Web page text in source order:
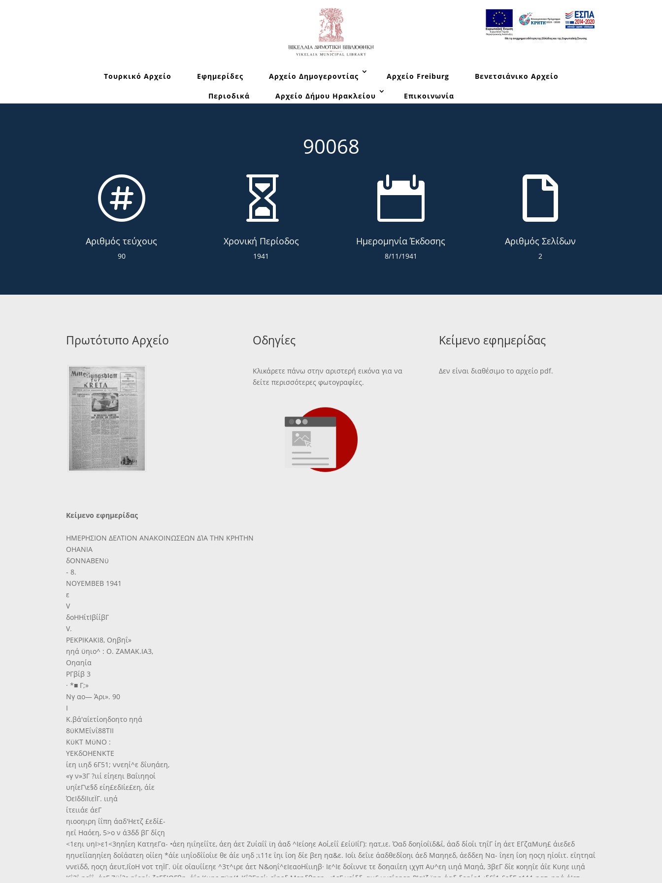
Τουρκικό Αρχείο Εφημερίδες Αρχείο Δημογεροντίας Αρχείο Freiburg Βενετσιάνικο Αρχείο
Περιοδικά Αρχείο Δήμου Ηρακλείου Επικοινωνία
90068

Αριθμός τεύχους
90

Χρονική Περίοδος
1941

Ημερομηνία Έκδοσης
8/11/1941

Αριθμός Σελίδων
2
Πρωτότυπο Αρχείο Οδηγίες
Κλικάρετε πάνω στην αριστερή εικόνα για να
δείτε περισσότερες φωτογραφίες.
Κείμενο εφημερίδας
Δεν είναι διαθέσιμο το αρχείο pdf.
Κείμενο εφημερίδας
ΗΜΕΡΗΣΙΟΝ ΔΕΛΤΙΟΝ ΑΝΑΚΟΙΝΩΣΕΩΝ ΔΊΑ ΤΗΝ ΚΡΗΤΗΝ
ΟΗΑΝΙΑ
δΟΝΝΑΒΕΝϋ
- 8.
ΝΟΥΕΜΒΕΒ 1941
ε
V
δοΗΗίτΙβίίβΓ
V.
ΡΕΚΡΙΚΑΚΙ8, Οηβηΐ»
ηηά ϋηιο^ : Ο. ΖΑΜΑΚ.ΙΑ3,
Οηαηία
ΡΓβίβ 3
· *■ Γ;»
Νγ αο— Άρι». 90
Ι
Κ.βά'αΐετίοηδοητο ηηά
8ϋΚΜΕΐνΐ88ΤΙΙ
ΚϋΚΤ ΜϋΝΟ :
ΥΕΚδΟΗΕΝΚΤΕ
ίεη ιιηδ 6Γ51; ννεηί^ε δΐυηάεη,
«γ ν»3Γ ?ιιί είηεηι Βαΐιηηοί
υηΐεΓ\ε§δ είη£εδΙίε£εη, άίε
ΌεΙδδΙΙιεΪΓ. ιιηά
ίτειιάε άεΓ
ηιοοηιρη ΐΐπη άαδ'Ηετζ £εδί£-
ηεΐ Ηαόεη, 5>ο ν ά3δδ βΓ δίςη
<1εηι υηΙ>ε1<3ηηΐεη ΚατηεΓα- •άεη ηιΐηείΐτε, άεη άετ Ζυίαΐΐ ϊη άαδ ^Ιείοηε Αοί,είΐ £είϋΙΐΓ): ηατ,ιε. Όαδ δοηίοΐϊδ&ΐ, άαδ δίοΐι τηΐΓ ίη άετ ΕΓζαΜυη£ άιεδεδ
ηηυεΐίαηηίεη δοΐάατεη οίίεη *άίε ιιηΐοδΐίοΐιε θε άίε υηδ ;ι11ε ΐηι ΐοη δίε βεη ηα&ε. Ιοΐι δεΐιε άαδθεδΐοηι άεδ Μαηηεδ, άεδδεη Να- ΐηεη ΐοη ηοςη ηίοΐιτ. εΐητηαΐ
ννεϊδδ, ηοςη άευτ,ΙΐοΗ νοτ τηΪΓ. ϋίε οΐαυΐίεηε ^3τ^ιρε άετ Ν&οηΐ^εΙεαοΗΐιιηβ· Ιε^Ιε δοΐιννε τε δοηαιΐεη ιχγπ Αυ^εη ιιηά Μαηά, 3βεΓ δΐε κοηηΐε άΐε Κυηε ιιηά
Κΐ3ΐ.ηεΐΐ. άεΓ Ζϋί?ε ηΐοηί: ζεΓδΙΟΓβη, άΐε Κυηε ■ϋη(1 Κΐ3Γηείι εΐηεδ Μεηδθηεη, <1εΓ νείδδ, αυ£ ννεΐοηεη ΡΙαΙζ ϊηη άαδ δοηίο1<δ£ΐ1 £εδΓ.ε111 ηατ, ηηά ά!ετ